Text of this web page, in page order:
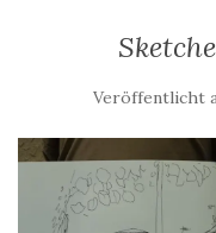
Veröffentlicht